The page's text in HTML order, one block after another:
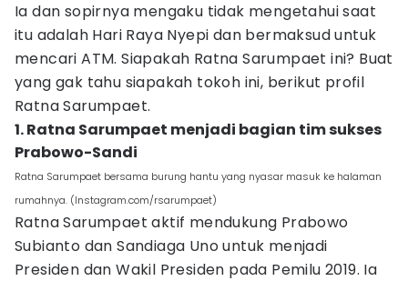
Ia dan sopirnya mengaku tidak mengetahui saat
itu adalah Hari Raya Nyepi dan bermaksud untuk
mencari ATM. Siapakah Ratna Sarumpaet ini? Buat
yang gak tahu siapakah tokoh ini, berikut profil
Ratna Sarumpaet.
1. Ratna Sarumpaet menjadi bagian tim sukses
Prabowo-Sandi
Ratna Sarumpaet bersama burung hantu yang nyasar masuk ke halaman
rumahnya. (Instagram.com/rsarumpaet)
Ratna Sarumpaet aktif mendukung Prabowo
Subianto dan Sandiaga Uno untuk menjadi
Presiden dan Wakil Presiden pada Pemilu 2019. Ia